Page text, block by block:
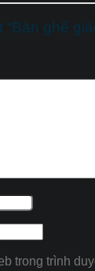
ghế
trong trình